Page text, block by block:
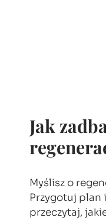
Jak
Myślisz o
Przygotuj plan
przeczytaj,